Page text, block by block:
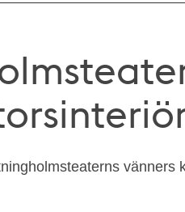
vänners